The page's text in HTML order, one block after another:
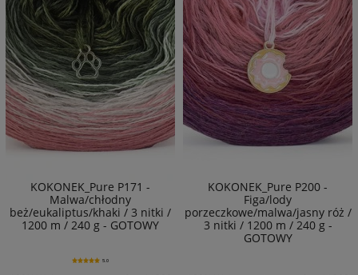
KOKONEK_Pure P171 -
Malwa/chłodny
beż/eukaliptus/khaki / 3 nitki /
1200 m / 240 g - GOTOWY
5.0
KOKONEK_Pure P200 -
Figa/lody
porzeczkowe/malwa/jasny róż /
3 nitki / 1200 m / 240 g -
GOTOWY